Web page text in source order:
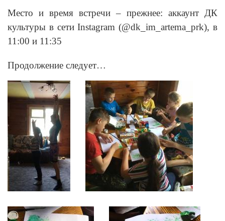
Место и время встречи – прежнее: аккаунт ДК
культуры в сети Instagram (@dk_im_artema_prk), в
11:00 и 11:35
Продолжение следует…